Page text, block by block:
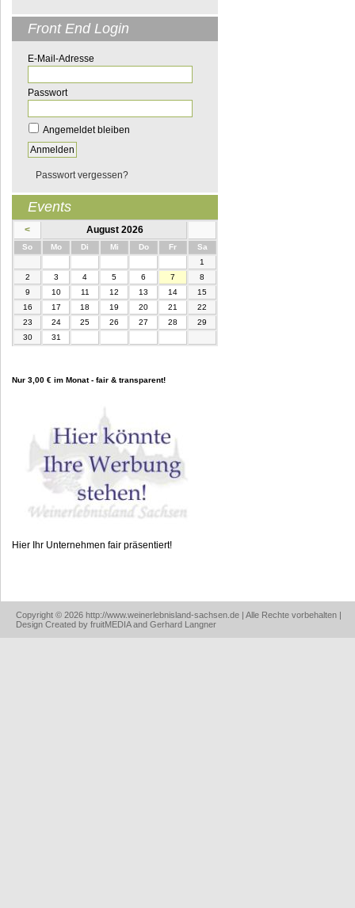
Front End Login
E-Mail-Adresse
Passwort
Angemeldet bleiben
Passwort vergessen?
Events
< August 2026
SonntagMontag Di enstagMittwochDonnerstag
Freitag Samstag
1
2
3 4 5 6 7
8
9
10 11 12 13 14
15
16
17 18 19 20 21
22
23
24 25 26 27 28
29
30
31
Nur 3,00 € im Monat - fair & transparent!
Hier Ihr Unternehmen fair präsentiert!
Copyright © 2026 http://www.weinerlebnisland-sachsen.de | Alle Rechte vorbehalten |
Design Created by fruitMEDIA and Gerhard Langner